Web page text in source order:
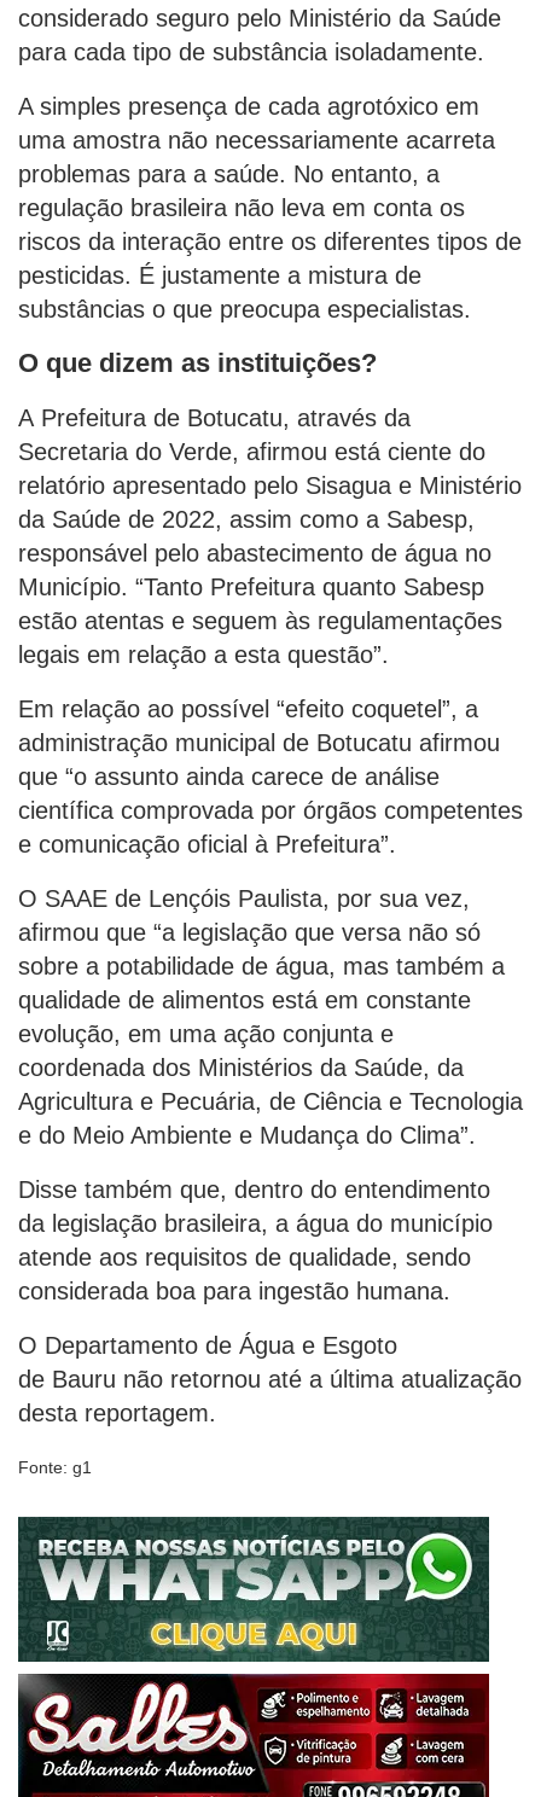
considerado seguro pelo Ministério da Saúde
para cada tipo de substância isoladamente.
A simples presença de cada agrotóxico em
uma amostra não necessariamente acarreta
problemas para a saúde. No entanto, a
regulação brasileira não leva em conta os
riscos da interação entre os diferentes tipos de
pesticidas. É justamente a mistura de
substâncias o que preocupa especialistas.
O que dizem as instituições?
A Prefeitura de Botucatu, através da
Secretaria do Verde, afirmou está ciente do
relatório apresentado pelo Sisagua e Ministério
da Saúde de 2022, assim como a Sabesp,
responsável pelo abastecimento de água no
Município. “Tanto Prefeitura quanto Sabesp
estão atentas e seguem às regulamentações
legais em relação a esta questão”.
Em relação ao possível “efeito coquetel”, a
administração municipal de Botucatu afirmou
que “o assunto ainda carece de análise
científica comprovada por órgãos competentes
e comunicação oficial à Prefeitura”.
O SAAE de Lençóis Paulista, por sua vez,
afirmou que “a legislação que versa não só
sobre a potabilidade de água, mas também a
qualidade de alimentos está em constante
evolução, em uma ação conjunta e
coordenada dos Ministérios da Saúde, da
Agricultura e Pecuária, de Ciência e Tecnologia
e do Meio Ambiente e Mudança do Clima”.
Disse também que, dentro do entendimento
da legislação brasileira, a água do município
atende aos requisitos de qualidade, sendo
considerada boa para ingestão humana.
O Departamento de Água e Esgoto
de Bauru não retornou até a última atualização
desta reportagem.
Fonte: g1